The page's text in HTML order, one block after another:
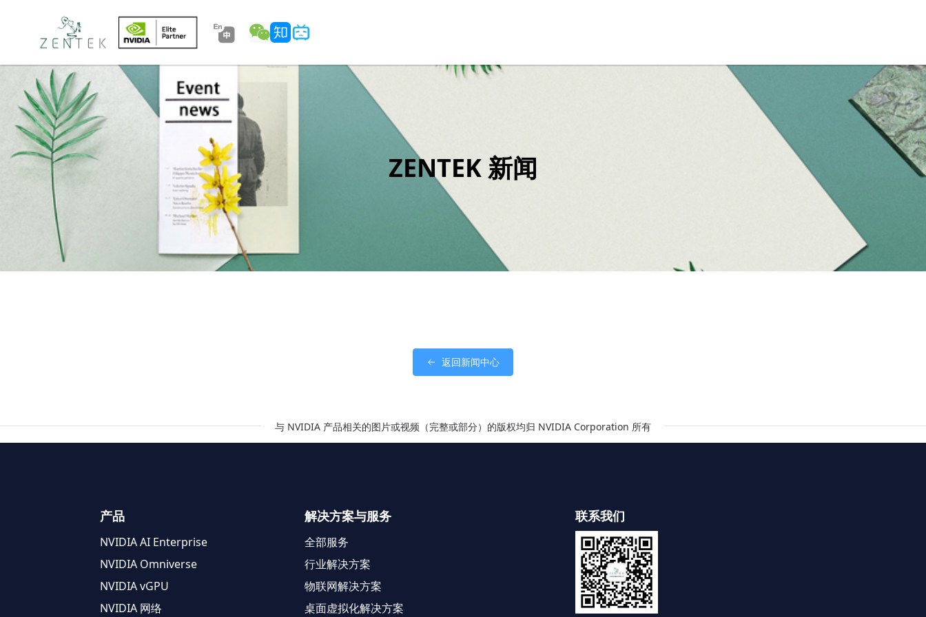
ZENTEK 新闻
返回新闻中心
与 NVIDIA 产品相关的图片或视频（完整或部分）的版权均归 NVIDIA Corporation 所有
产品
NVIDIA AI Enterprise
NVIDIA Omniverse
NVIDIA vGPU
NVIDIA 网络
解决方案与服务
全部服务
行业解决方案
物联网解决方案
桌面虚拟化解决方案
联系我们